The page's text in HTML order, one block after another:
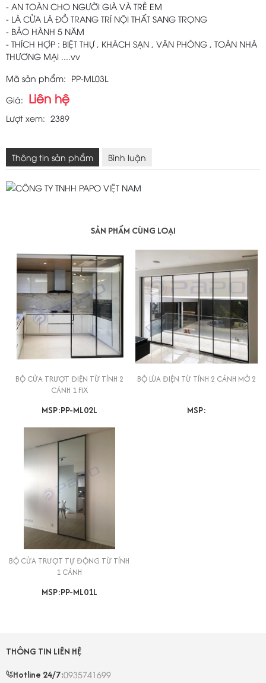
- AN TOÀN CHO NGƯỜI GIÀ VÀ TRẺ EM
- LÀ CỬA LÀ ĐỒ TRANG TRÍ NỘI THẤT SANG TRỌNG
- BẢO HÀNH 5 NĂM
- THÍCH HỢP : BIỆT THỰ , KHÁCH SẠN , VĂN PHÒNG , TOÀN NHÀ
THƯƠNG MẠI ....vv
Mã sản phẩm: PP-ML03L
Giá: Liên hệ
Lượt xem: 2389
Thông tin sản phẩm Bình luận
SẢN PHẨM CÙNG LOẠI
BỘ CỬA TRƯỢT ĐIỆN TỪ TÍNH 2
CÁNH 1 FIX
MSP:PP-ML02L
BỘ LÙA ĐIỆN TỪ TÍNH 2 CÁNH MỞ 2
MSP:
BỘ CỬA TRƯỢT TỰ ĐỘNG TỪ TÍNH
1 CÁNH
MSP:PP-ML01L
THÔNG TIN LIÊN HỆ
Hotline 24/7:0935741699